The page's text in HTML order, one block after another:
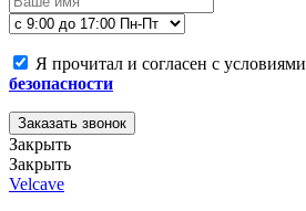
Я прочитал и согласен с условиями
безопасности
Заказать звонок
Закрыть
Закрыть
Velcave